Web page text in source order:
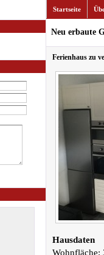
Startseite
Neu erbaute
Ferienhaus zu
Hausdaten
Wohnfläche: